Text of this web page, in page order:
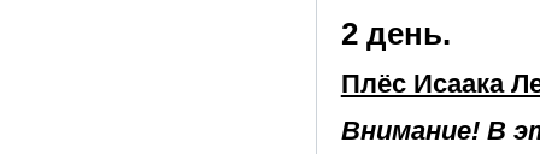
2 день.
Плёс Исаака
Внимание! В